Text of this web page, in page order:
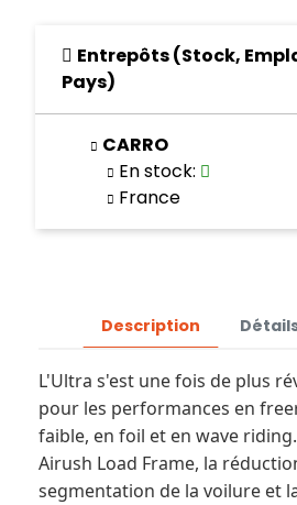
Entrepôts (Stock,
Pays)
CARRO
En stock:
France
Description
L'Ultra s'est une fois de plus
pour les performances en
faible, en foil et en wave
Airush Load Frame, la
segmentation de la voilure et